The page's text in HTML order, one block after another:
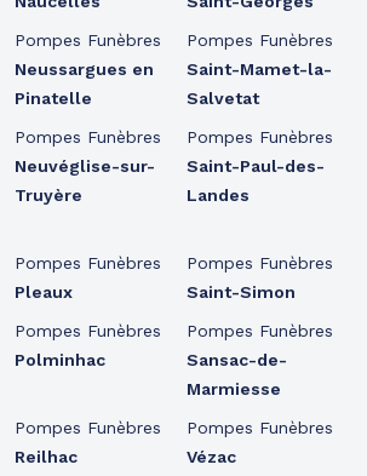
Pompes Funèbres
Neussargues en
Pinatelle
Pompes Funèbres
Neuvéglise-sur-
Truyère
Pompes Funèbres
Pleaux
Pompes Funèbres
Polminhac
Pompes Funèbres
Reilhac
Pompes Funèbres
Saint-Mamet-la-
Salvetat
Pompes Funèbres
Saint-Paul-des-
Landes
Pompes Funèbres
Saint-Simon
Pompes Funèbres
Sansac-de-
Marmiesse
Pompes Funèbres
Vézac